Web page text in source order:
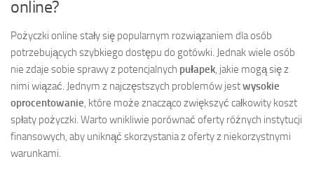
online?
Pożyczki online stały się popularnym rozwiązaniem dla osób
potrzebujących szybkiego dostępu do gotówki. Jednak wiele osób
nie zdaje sobie sprawy z potencjalnych pułapek, jakie mogą się z
nimi wiązać. Jednym z najczęstszych problemów jestwysokie
oprocentowanie, które może znacząco zwiększyć całkowity koszt
spłaty pożyczki. Warto wnikliwie porównać oferty różnych instytucji
finansowych, aby uniknąć skorzystania z oferty z niekorzystnymi
warunkami.